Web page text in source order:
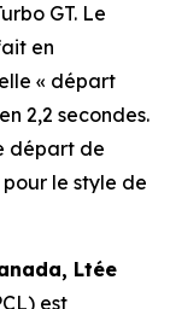
GT. Le
en
« départ
2,2 secondes.
départ de
pour le style de
Ltée
est